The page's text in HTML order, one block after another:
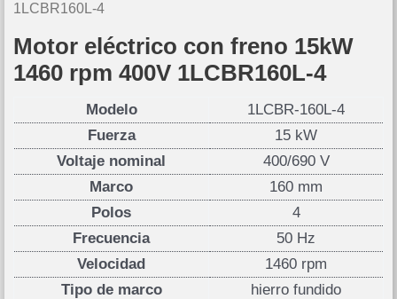
1LCBR160L-4
Motor eléctrico con freno 15kW
1460 rpm 400V 1LCBR160L-4
Modelo
1LCBR-160L-4
Fuerza
15 kW
Voltaje nominal
400/690 V
Marco
160 mm
Polos
4
Frecuencia
50 Hz
Velocidad
1460 rpm
Tipo de marco
hierro fundido